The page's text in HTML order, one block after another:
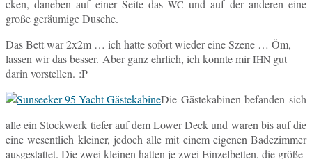
cken, da­ne­ben auf einer Seite dasWC und auf der an­de­ren eine
große ge­räu­mi­ge Dusche.
Das Bett war 2x2m … ich hatte sofort wieder eine Szene … Öm,
lassen wir das besser. Aber ganz ehr­lich, ich konnte mirIHN gut
darin vor­stel­len. :P
Die Gäs­te­ka­bi­nen be­fan­den sich
alle ein Stock­werk tiefer auf dem Lower Deck und waren bis auf die
eine we­sent­lich klei­ner, jedoch alle mit einem ei­ge­nen Ba­de­zim­mer
aus­ge­stat­tet. Die zwei klei­nen hatten je zwei Ein­zel­bet­ten, die grö­ße­